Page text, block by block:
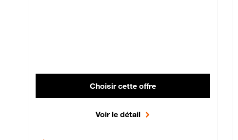
Choisir cette offre
Voir le détail